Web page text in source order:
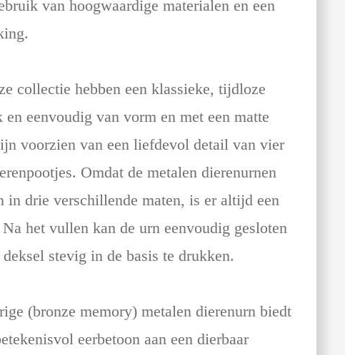
van hoogwaardige materialen en een
collectie hebben een klassieke, tijdloze
eenvoudig van vorm en met een matte
voorzien van een liefdevol detail van vier
Omdat de metalen dierenurnen
in drie verschillende maten, is er altijd een
het vullen kan de urn eenvoudig gesloten
stevig in de basis te drukken.
(bronze memory) metalen dierenurn biedt
eerbetoon aan een dierbaar